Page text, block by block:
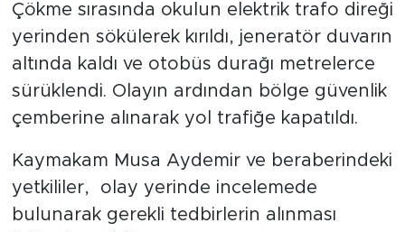
Çökme sırasında okulun elektrik trafo direği
yerinden sökülerek kırıldı, jeneratör duvarın
altında kaldı ve otobüs durağı metrelerce
sürüklendi. Olayın ardından bölge güvenlik
çemberine alınarak yol trafiğe kapatıldı.
Kaymakam Musa Aydemir ve beraberindeki
yetkililer, olay yerinde incelemede
bulunarak gerekli tedbirlerin alınması